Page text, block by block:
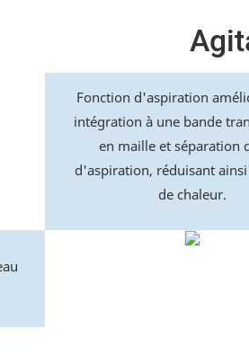
Fonction d'aspiration
intégration à une bande
en maille et séparation
d'aspiration, réduisant
de chaleur.